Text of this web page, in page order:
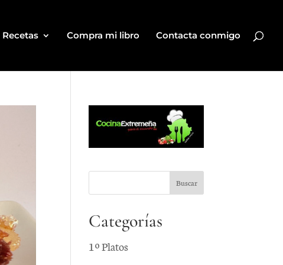
Recetas Compra mi libro Contacta conmigo
Categorías
1º Platos